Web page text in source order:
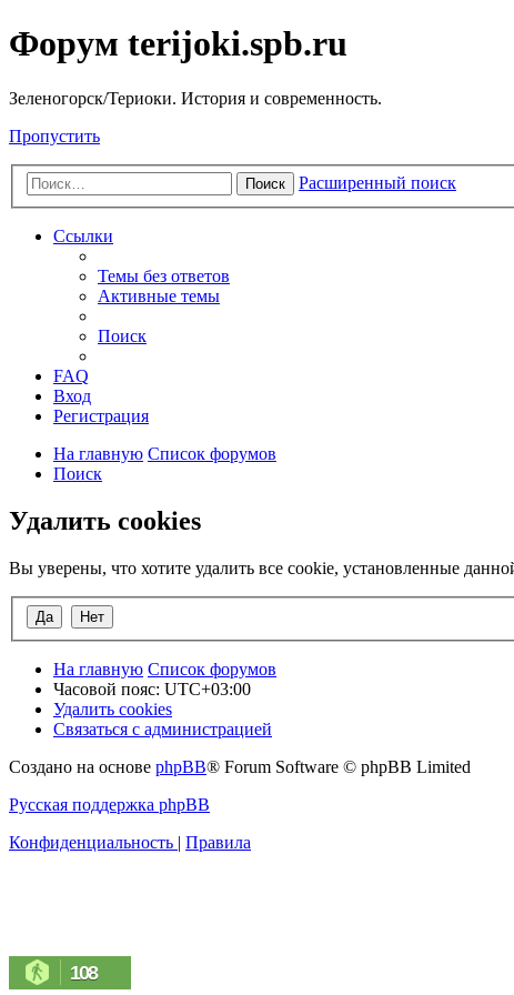
Форум terijoki.spb.ru
Зеленогорск/Териоки. История и современность.
Пропустить
Поиск Расширенный поиск
Ссылки
Темы без ответов
Активные темы
Поиск
FAQ
Вход
Регистрация
На главную Список форумов
Поиск
Удалить cookies
Вы уверены, что хотите удалить все cookie, установленные
На главную Список форумов
Часовой пояс: UTC+03:00
Удалить cookies
Связаться с администрацией
Создано на основе phpBB® Forum Software © phpBB Limited
Русская поддержка phpBB
Конфиденциальность | Правила
108